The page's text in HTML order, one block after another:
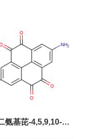
氨基芘-4,5,9,10-四